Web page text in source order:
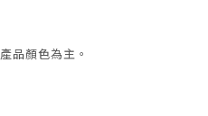
品顏色為主。